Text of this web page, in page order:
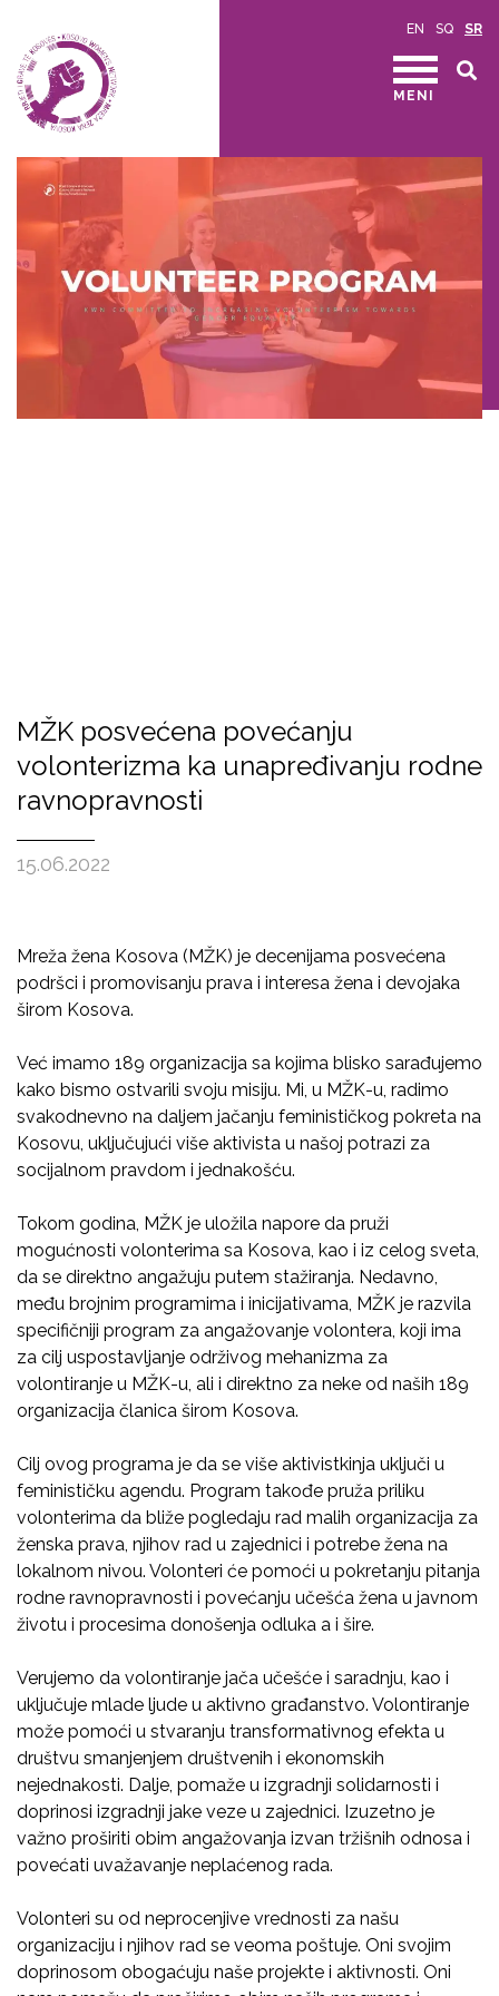
EN SQ SR
MENI
MŽK posvećena povećanju
volonterizma ka unapređivanju rodne
ravnopravnosti
15.06.2022
Mreža žena Kosova (MŽK) je decenijama posvećena
podršci i promovisanju prava i interesa žena i devojaka
širom Kosova.
Već imamo 189 organizacija sa kojima blisko sarađujemo
kako bismo ostvarili svoju misiju. Mi, u MŽK-u, radimo
svakodnevno na daljem jačanju feminističkog pokreta na
Kosovu, uključujući više aktivista u našoj potrazi za
socijalnom pravdom i jednakošću.
Tokom godina, MŽK je uložila napore da pruži
mogućnosti volonterima sa Kosova, kao i iz celog sveta,
da se direktno angažuju putem stažiranja. Nedavno,
među brojnim programima i inicijativama, MŽK je razvila
specifičniji program za angažovanje volontera, koji ima
za cilj uspostavljanje održivog mehanizma za
volontiranje u MŽK-u, ali i direktno za neke od naših 189
organizacija članica širom Kosova.
Cilj ovog programa je da se više aktivistkinja uključi u
feminističku agendu. Program takođe pruža priliku
volonterima da bliže pogledaju rad malih organizacija za
ženska prava, njihov rad u zajednici i potrebe žena na
lokalnom nivou. Volonteri će pomoći u pokretanju pitanja
rodne ravnopravnosti i povećanju učešća žena u javnom
životu i procesima donošenja odluka a i šire.
Verujemo da volontiranje jača učešće i saradnju, kao i
uključuje mlade ljude u aktivno građanstvo. Volontiranje
može pomoći u stvaranju transformativnog efekta u
društvu smanjenjem društvenih i ekonomskih
nejednakosti. Dalje, pomaže u izgradnji solidarnosti i
doprinosi izgradnji jake veze u zajednici. Izuzetno je
važno proširiti obim angažovanja izvan tržišnih odnosa i
povećati uvažavanje neplaćenog rada.
Volonteri su od neprocenjive vrednosti za našu
organizaciju i njihov rad se veoma poštuje. Oni svojim
doprinosom obogaćuju naše projekte i aktivnosti. Oni